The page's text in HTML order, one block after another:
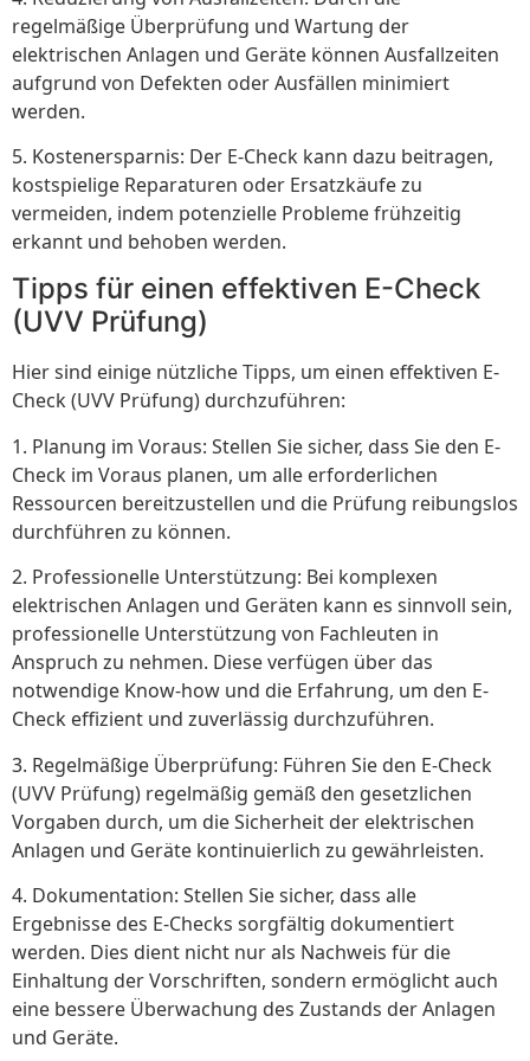
regelmäßige Überprüfung und Wartung der
elektrischen Anlagen und Geräte können Ausfallzeiten
aufgrund von Defekten oder Ausfällen minimiert
werden.
5. Kostenersparnis: Der E-Check kann dazu beitragen,
kostspielige Reparaturen oder Ersatzkäufe zu
vermeiden, indem potenzielle Probleme frühzeitig
erkannt und behoben werden.
Tipps für einen effektiven E-Check
(UVV Prüfung)
Hier sind einige nützliche Tipps, um einen effektiven E-
Check (UVV Prüfung) durchzuführen:
1. Planung im Voraus: Stellen Sie sicher, dass Sie den E-
Check im Voraus planen, um alle erforderlichen
Ressourcen bereitzustellen und die Prüfung reibungslos
durchführen zu können.
2. Professionelle Unterstützung: Bei komplexen
elektrischen Anlagen und Geräten kann es sinnvoll sein,
professionelle Unterstützung von Fachleuten in
Anspruch zu nehmen. Diese verfügen über das
notwendige Know-how und die Erfahrung, um den E-
Check effizient und zuverlässig durchzuführen.
3. Regelmäßige Überprüfung: Führen Sie den E-Check
(UVV Prüfung) regelmäßig gemäß den gesetzlichen
Vorgaben durch, um die Sicherheit der elektrischen
Anlagen und Geräte kontinuierlich zu gewährleisten.
4. Dokumentation: Stellen Sie sicher, dass alle
Ergebnisse des E-Checks sorgfältig dokumentiert
werden. Dies dient nicht nur als Nachweis für die
Einhaltung der Vorschriften, sondern ermöglicht auch
eine bessere Überwachung des Zustands der Anlagen
und Geräte.